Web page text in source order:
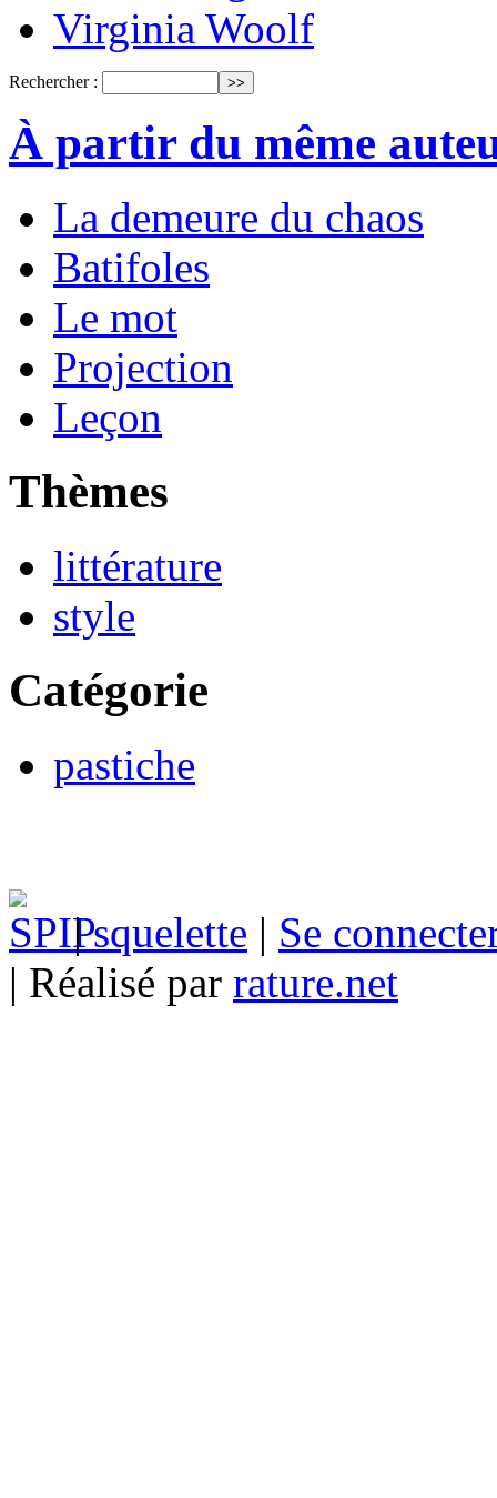
Virginia Woolf
Rechercher :
À partir du même
La demeure du chaos
Batifoles
Le mot
Projection
Leçon
Thèmes
littérature
style
Catégorie
pastiche
|squelette | Se
| Réalisé par rature.net